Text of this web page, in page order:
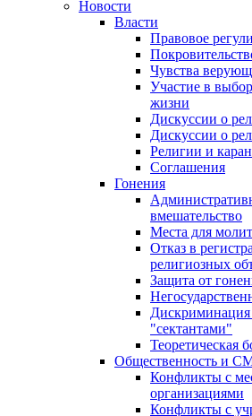
Новости
Власти
Правовое
Чувства
Участие в
жизни
Дискуссии о
Дискуссии о
Религии и
Соглашения
Гонения
вмешательство
Места для
Отказ в
религиозных
Защита от
Дискриминация
"сектантами"
Теоретическая
Общественность и
Конфликты с
организациями
Конфликты с